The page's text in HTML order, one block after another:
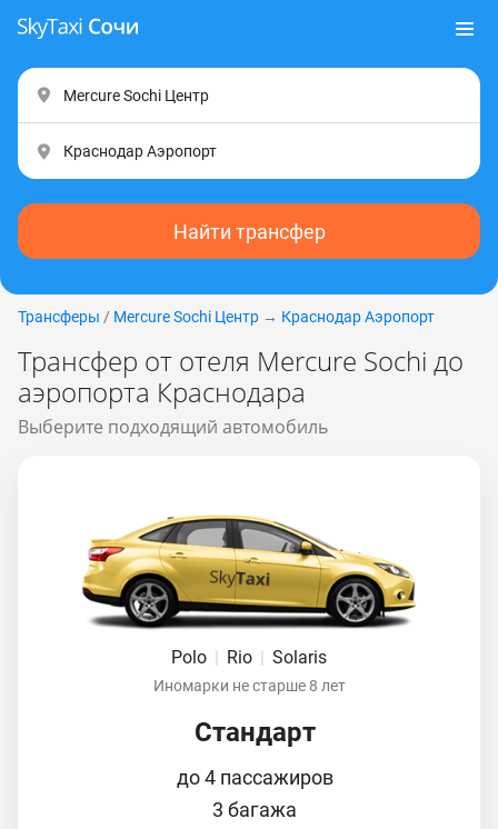
Найти трансфер
Трансферы / Mercure Sochi Центр → Краснодар Аэропорт
Трансфер от отеля Mercure Sосhi до
аэропорта Краснодара
Выберите подходящий автомобиль
Polo | Rio | Solaris
Иномарки не старше 8 лет
Стандарт
до 4 пассажиров
3 багажа